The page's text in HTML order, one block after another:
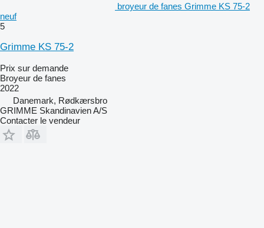
broyeur de fanes Grimme KS 75-2
neuf
5
Grimme KS 75-2
Prix sur demande
Broyeur de fanes
2022
Danemark, Rødkærsbro
GRIMME Skandinavien A/S
Contacter le vendeur